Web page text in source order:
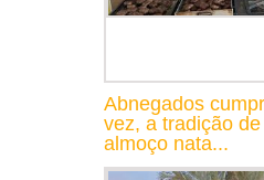
Abnegados
vez, a tradição
almoço nata...